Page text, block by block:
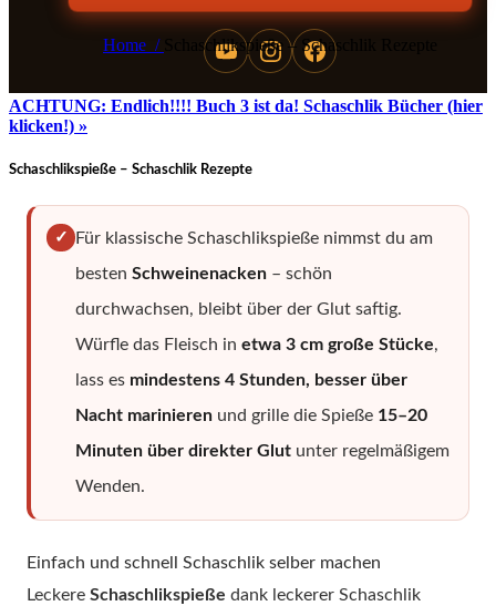
Home / Schaschlikspieße – Schaschlik Rezepte
ACHTUNG: Endlich!!!! Buch 3 ist da! Schaschlik Bücher (hier
klicken!) »
Schaschlikspieße – Schaschlik Rezepte
✓ Für klassische Schaschlikspieße nimmst du am
besten Schweinenacken– schön
durchwachsen, bleibt über der Glut saftig.
Würfle das Fleisch in etwa 3 cm große Stücke,
lass es mindestens 4 Stunden, besser über
Nacht marinierenund grille die Spieße 15–20
Minuten über direkter Glutunter regelmäßigem
Wenden.
Einfach und schnell Schaschlik selber machen
Leckere Schaschlikspieße dank leckerer Schaschlik